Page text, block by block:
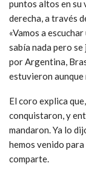
puntos altos en su
derecha, a través
«Vamos a
sabía nada pero
por Argentina,
estuvieron aunque
El coro explica
conquistaron, y
mandaron. Ya lo
hemos venido
comparte.